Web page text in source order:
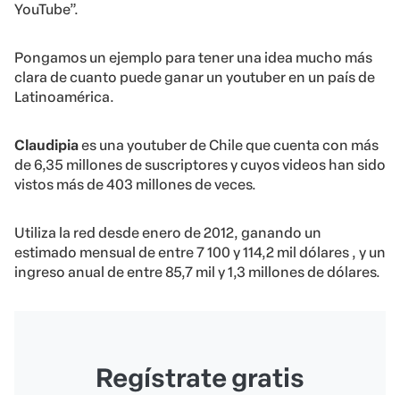
YouTube”.
Pongamos un ejemplo para tener una idea mucho más
clara de cuanto puede ganar un youtuber en un país de
Latinoamérica.
Claudipiaes una youtuber de Chile que cuenta con más
de 6,35 millones de suscriptores y cuyos videos han sido
vistos más de 403 millones de veces.
Utiliza la red desde enero de 2012, ganando un
estimado mensual de entre 7 100 y 114,2 mil dólares , y un
ingreso anual de entre 85,7 mil y 1,3 millones de dólares.
Regístrate gratis